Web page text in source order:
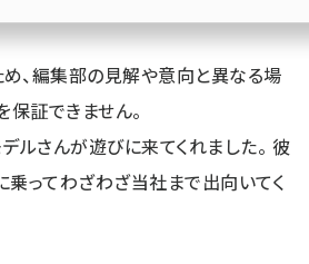
、編集部の見解や意向と異なる場
証できません。
ルさんが遊びに来てくれました。 彼
ってわざわざ当社まで出向いてく